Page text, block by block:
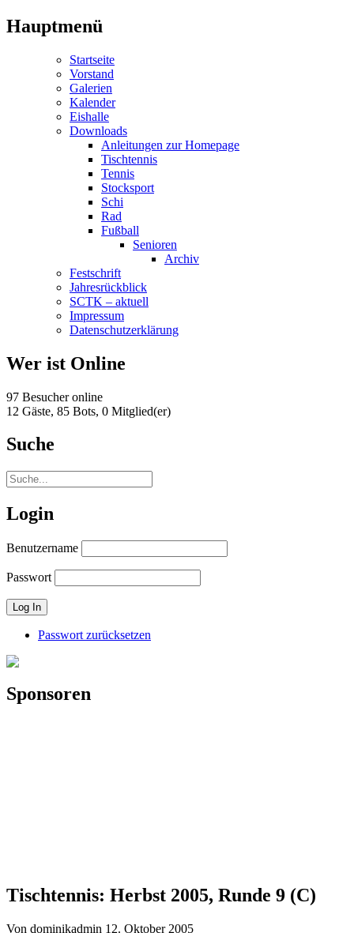
Hauptmenü
Startseite
Vorstand
Galerien
Kalender
Eishalle
Downloads
Anleitungen zur Homepage
Tischtennis
Tennis
Stocksport
Schi
Rad
Fußball
Senioren
Archiv
Festschrift
Jahresrückblick
SCTK – aktuell
Impressum
Datenschutzerklärung
Wer ist Online
97 Besucher online
12 Gäste, 85 Bots, 0 Mitglied(er)
Suche
Login
Benutzername
Passwort
Passwort zurücksetzen
Sponsoren
Tischtennis: Herbst 2005, Runde 9 (C)
Von dominikadmin 12. Oktober 2005